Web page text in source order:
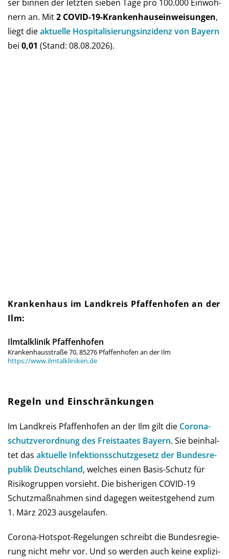
ser bin­nen der letz­ten sie­ben Tage pro 100.000 Ein­woh­
nern an. Mit2 COVID-19-Kranken­haus­ein­weisun­gen,
liegt dieaktu­elle Hos­pi­ta­li­sie­rungs­in­zi­denz von Bay­ern
bei 0,01 (Stand: 08.08.2026).
Krankenhaus im Landkreis Pfaffenhofen an der
Ilm:
Ilmtalklinik Pfaffenhofen
Krankenhausstraße 70, 85276 Pfaffenhofen an der Ilm
https://www.ilmtalkliniken.de
Regeln und Einschränkungen
Im Landkreis Pfaffenhofen an der Ilm gilt die Corona­
schutz­ver­ord­nung des Frei­staates Bay­ern. Sie be­in­hal­
tet das aktu­elle Infe­ktions­schutz­ge­setz der Bun­des­re­
pub­lik Deutsch­land, wel­ches einen Basis-Schutz für
Risi­ko­grup­pen vor­sieht. Die bis­he­ri­gen COVID-19
Schutz­maß­nah­men sind da­ge­gen wei­test­gehend zum
1. März 2023 ausgelaufen.
Corona-Hot­spot-Regelungen schreibt die Bun­des­re­gie­
rung nicht mehr vor. Und so wer­den auch keine ex­pli­zi­